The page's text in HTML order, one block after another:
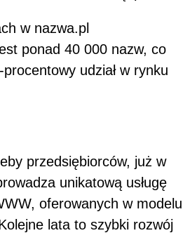
w nazwa.pl
ponad 40 000 nazw, co
udział w rynku
przedsiębiorców, już w
unikatową usługę
oferowanych w modelu
lata to szybki rozwój